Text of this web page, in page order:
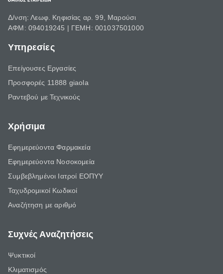
Δ/νση: Λεωφ. Κηφισίας αρ. 99, Μαρούσι
ΑΦΜ: 094019245 | ΓΕΜΗ: 001037501000
Υπηρεσίες
Επείγουσες Εργασίες
Προσφορές 11888 giaola
Ραντεβού με Τεχνικούς
Χρήσιμα
Εφημερεύοντα Φαρμακεία
Εφημερεύοντα Νοσοκομεία
Συμβεβλημένοι Ιατροί ΕΟΠΥΥ
Ταχυδρομικοί Κωδικοί
Αναζήτηση με αριθμό
Συχνές Αναζητήσεις
Ψυκτικοί
Κλιματισμός